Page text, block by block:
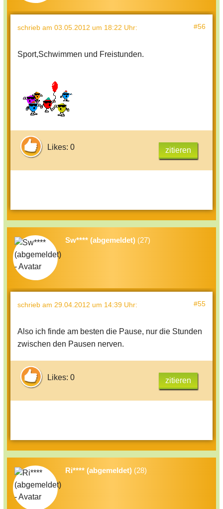
schrieb am 03.05.2012 um 18:22 Uhr: #56
Sport,Schwimmen und Freistunden.
Likes: 0 zitieren
Sw**** (abgemeldet) (27)
schrieb am 29.04.2012 um 14:39 Uhr: #55
Also ich finde am besten die Pause, nur die Stunden
zwischen den Pausen nerven.
Likes: 0 zitieren
Ri**** (abgemeldet) (28)